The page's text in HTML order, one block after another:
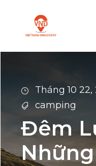
Tháng 10 22,
camping
Đêm